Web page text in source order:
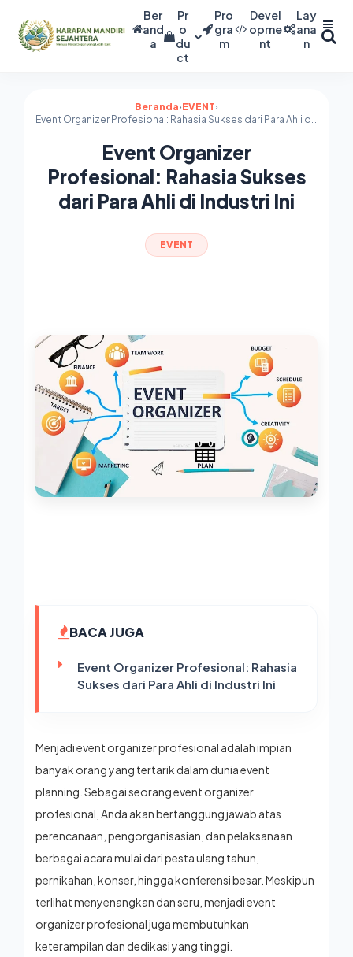
Ber
and
a
Pr
o
du
ct
Pro
gra
m
Devel
opme
nt
Lay
ana
n
Beranda›EVENT›
Event Organizer Profesional: Rahasia Sukses dari Para Ahli di Industri Ini
Event Organizer
Profesional: Rahasia Sukses
dari Para Ahli di Industri Ini
EVENT
BACA JUGA
Event Organizer Profesional: Rahasia
Sukses dari Para Ahli di Industri Ini
Menjadi event organizerprofesional adalah impian
banyak orang yang tertarik dalam dunia event
planning. Sebagai seorang event organizer
profesional, Anda akan bertanggung jawab atas
perencanaan, pengorganisasian, dan pelaksanaan
berbagai acara mulai dari pesta ulang tahun,
pernikahan, konser, hingga konferensi besar. Meskipun
terlihat menyenangkan dan seru, menjadi event
organizer profesional juga membutuhkan
keterampilan dan dedikasi yang tinggi.